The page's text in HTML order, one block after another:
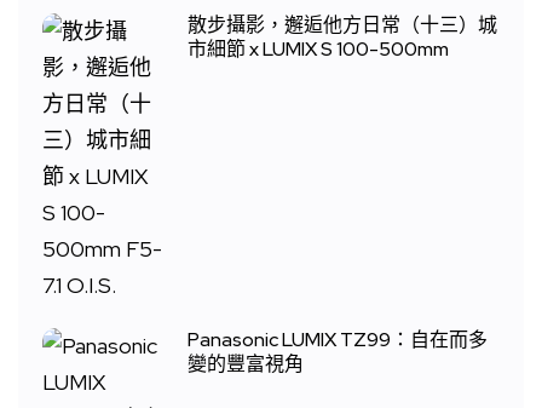
散步攝影，邂逅他方日常（十三）城
市細節 x LUMIX S 100-500mm
Panasonic LUMIX TZ99：自在而多
變的豐富視角